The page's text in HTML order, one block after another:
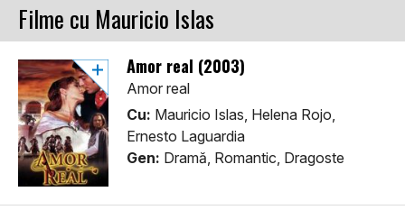
Filme cu Mauricio Islas
Amor real (2003)
Amor real
Cu: Mauricio Islas, Helena Rojo,
Ernesto Laguardia
Gen: Dramă, Romantic, Dragoste